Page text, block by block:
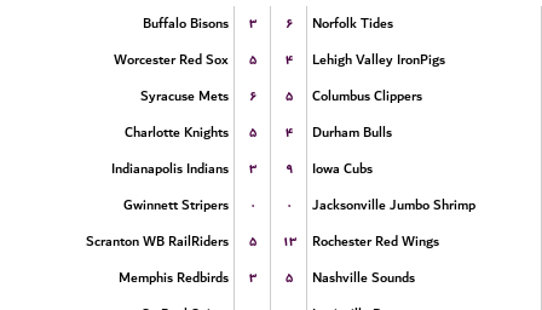
Buffalo Bisons
۳ ۶
Norfolk Tides
Worcester Red Sox
۵ ۴
Lehigh Valley IronPigs
Syracuse Mets
۶ ۵
Columbus Clippers
Charlotte Knights
۵ ۴
Durham Bulls
Indianapolis Indians
۳ ۹
Iowa Cubs
Gwinnett Stripers
۰ ۰
Jacksonville Jumbo Shrimp
Scranton WB RailRiders
۵ ۱۳
Rochester Red Wings
Memphis Redbirds
۳ ۵
Nashville Sounds